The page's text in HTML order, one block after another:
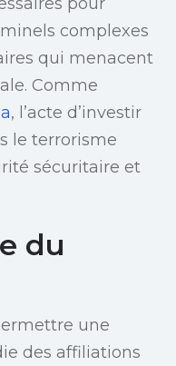
complexes
qui menacent
Comme
, l’acte d’investir
le terrorisme
sécuritaire et
du
une
des affiliations